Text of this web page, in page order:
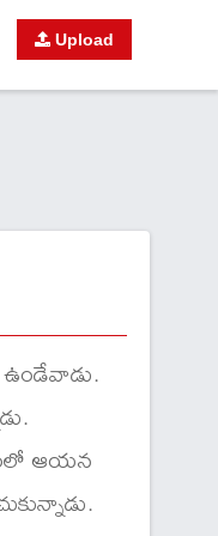
Upload
ఉండేవాడు.
ఆయన